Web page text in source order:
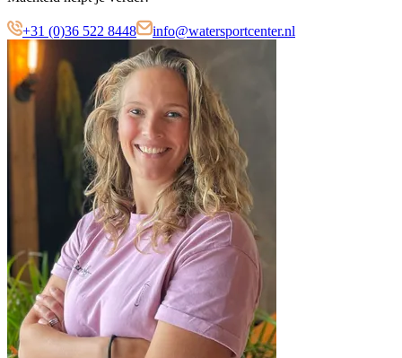
+31 (0)36 522 8448 info@watersportcenter.nl